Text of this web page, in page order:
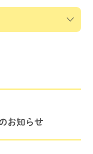
お知らせ